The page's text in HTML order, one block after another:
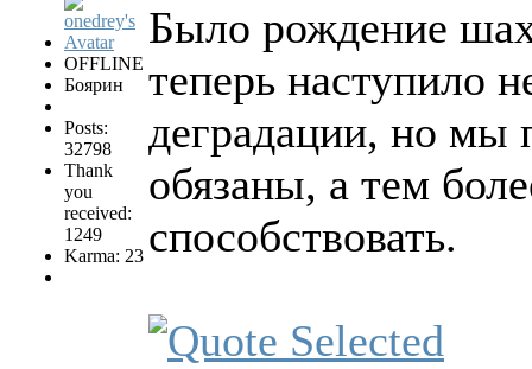
OFFLINE
Боярин
Posts:
32798
Thank
you
received:
1249
Karma: 23
Было рождение
теперь наступило
деградации, но мы
обязаны, а тем
способствовать.